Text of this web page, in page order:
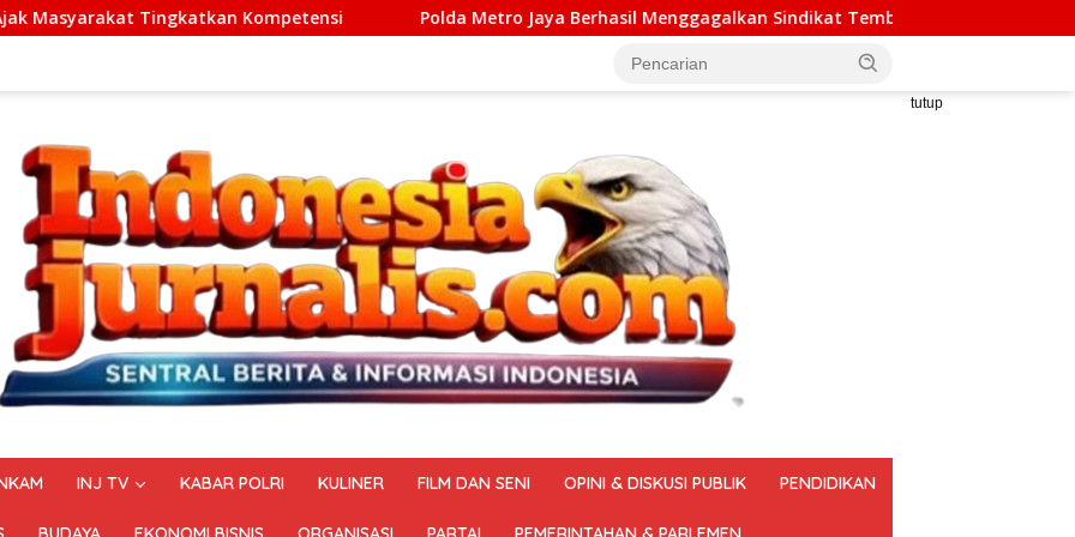
Kompetensi Polda Metro Jaya Berhasil Menggagalkan Sindikat Tembakau Sintetis Seberat 995 Gram
tutup
INJ TV KABAR POLRI KULINER FILM DAN SENI OPINI & DISKUSI PUBLIK PENDIDIKAN